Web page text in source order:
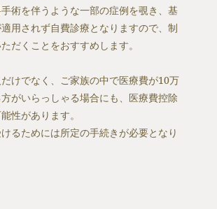
術を伴うような一部の症例を覗き、基
用されず自費診療となりますので、制
だくことをおすすめします。
けでなく、ご家族の中で医療費が10万
がいらっしゃる場合にも、医療費控除
性があります。
るためには所定の手続きが必要となり